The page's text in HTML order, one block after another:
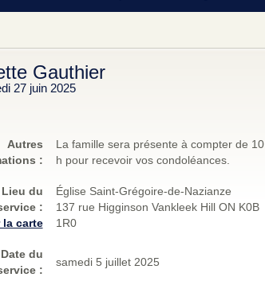
Gauthier
27 juin 2025
Autres
:
La famille sera présente à compter de 10
h pour recevoir vos condoléances.
Lieu du
:
la carte
Église Saint-Grégoire-de-Nazianze
137 rue Higginson Vankleek Hill ON K0B
1R0
Date du
:
samedi 5 juillet 2025